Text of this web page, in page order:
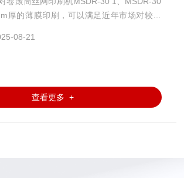
厚的薄膜印刷，可以满足近年市场对较薄
。 3、由于采用滚筒丝网印刷，可以实现高
提供触摸面板进行各种数值设置。 5、自
置设置，可以减少准备时间。 6、配有开
干燥机，实现灵活的生产线配置。
08-21
查看更多 +